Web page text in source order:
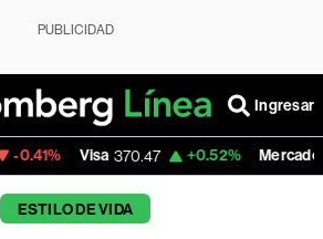
PUBLICIDAD
Ingresar
370.47 +0.52% MercadoLibre 1,824.26
ESTILO DE VIDA